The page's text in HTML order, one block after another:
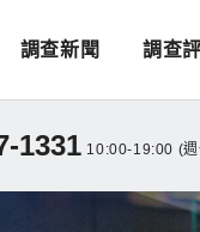
調查新聞 調查
1331 10:00-19:00 (週